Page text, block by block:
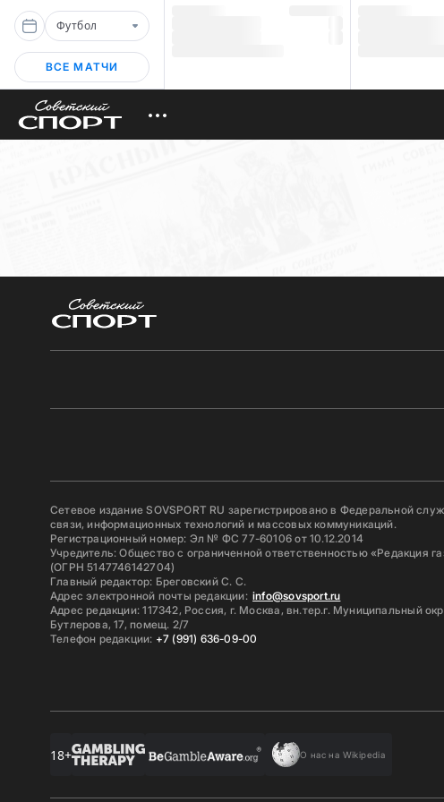
Футбол
ВСЕ МАТЧИ
Сетевое издание SOVSPORT RU зарегистрировано в Федеральной
связи, информационных технологий и массовых коммуникаций.
Регистрационный номер: Эл № ФС 77-60106 от 10.12.2014
Учредитель: Общество с ограниченной ответственностью «Редакция
(ОГРН 5147746142704)
Главный редактор: Бреговский С. С.
Адрес электронной почты редакции: info@sovsport.ru
Адрес редакции: 117342, Россия, г. Москва, вн.тер.г. Муниципальный
Бутлерова, 17, помещ. 2/7
Телефон редакции: +7 (991) 636-09-00
18+ О нас на Wikipedia